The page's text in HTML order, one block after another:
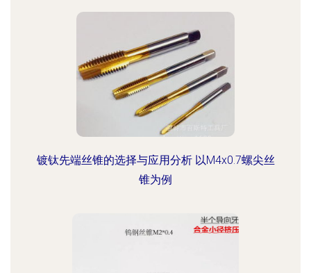
镀钛先端丝锥的选择与应用分析 以M4x0.7螺尖丝
锥为例